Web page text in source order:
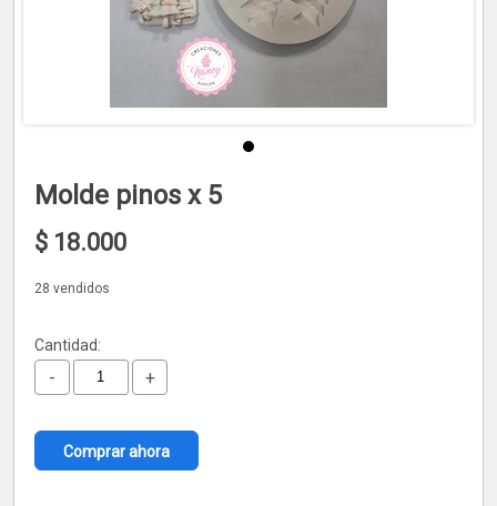
Molde pinos x 5
$ 18.000
28 vendidos
Cantidad:
- +
Comprar ahora